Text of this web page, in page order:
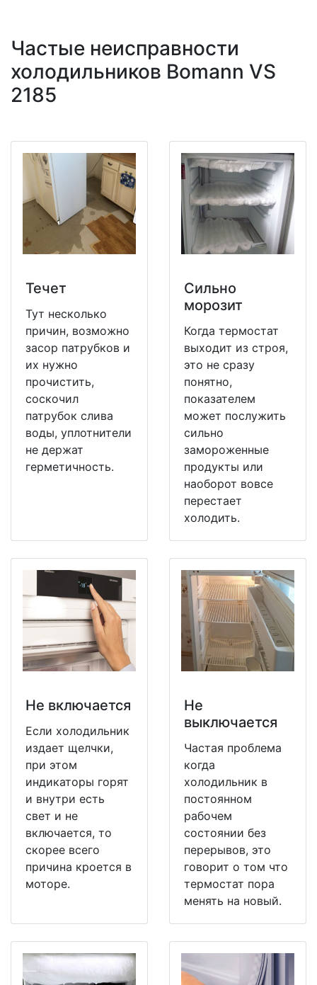
Частые неисправности
холодильников Bomann VS
2185
Течет
Тут несколько
причин, возможно
засор патрубков и
их нужно
прочистить,
соскочил
патрубок слива
воды, уплотнители
не держат
герметичность.
Сильно
морозит
Когда термостат
выходит из строя,
это не сразу
понятно,
показателем
может послужить
сильно
замороженные
продукты или
наоборот вовсе
перестает
холодить.
Не включается
Если холодильник
издает щелчки,
при этом
индикаторы горят
и внутри есть
свет и не
включается, то
скорее всего
причина кроется в
моторе.
Не
выключается
Частая проблема
когда
холодильник в
постоянном
рабочем
состоянии без
перерывов, это
говорит о том что
термостат пора
менять на новый.